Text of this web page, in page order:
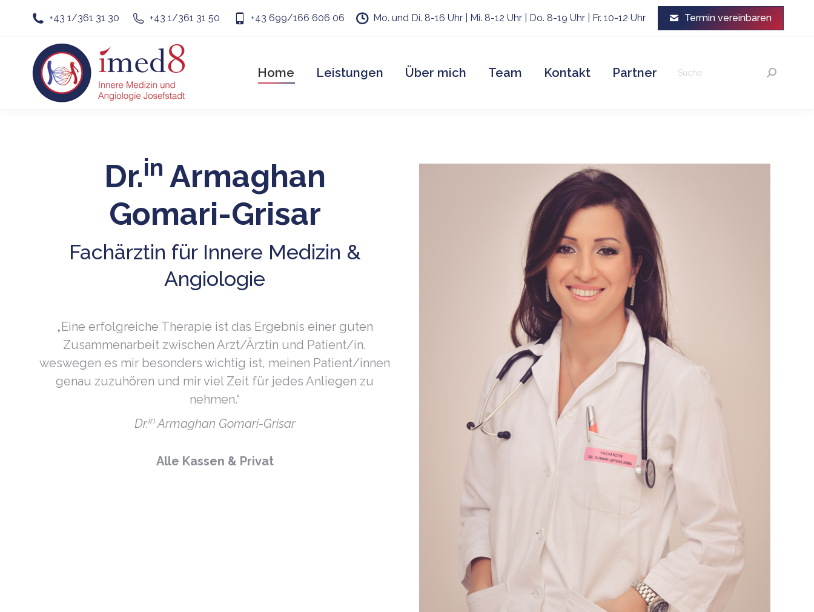
+43 1/361 31 30 +43 1/361 31 50 +43 699/166 606 06 Mo. und Di. 8-16 Uhr | Mi. 8-12 Uhr | Do. 8-19 Uhr | Fr. 10-12 Uhr Termin vereinbaren
Home Leistungen Über mich Team Kontakt Partner Search:
Dr.in Armaghan
Gomari-Grisar
Fachärztin für Innere Medizin &
Angiologie
„Eine erfolgreiche Therapie ist das Ergebnis einer guten
Zusammenarbeit zwischen Arzt/Ärztin und Patient/in,
weswegen es mir besonders wichtig ist, meinen Patient/innen
genau zuzuhören und mir viel Zeit für jedes Anliegen zu
nehmen.“
Dr.inArmaghan Gomari-Grisar
Alle Kassen & Privat